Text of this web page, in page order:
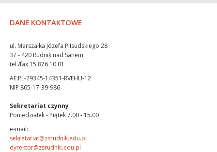
DANE KONTAKTOWE
ul. Marszałka Józefa Piłsudskiego 28
37 - 420 Rudnik nad Sanem
tel./fax 15 876 10 01
AE:PL-29345-14351-RVEHU-12
NIP 865-17-39-986
Sekretariat czynny
Poniedziałek - Piątek 7.00 - 15.00
e-mail:
sekretariat@zsrudnik.edu.pl
dyrektor@zsrudnik.edu.pl